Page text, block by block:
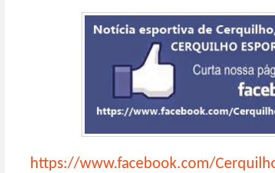
https://www.facebook.com/